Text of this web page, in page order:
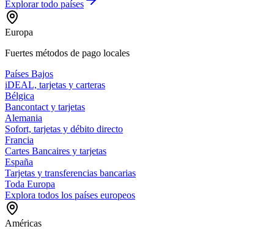
Explorar todo países
Europa
Fuertes métodos de pago locales
Países Bajos
iDEAL, tarjetas y carteras
Bélgica
Bancontact y tarjetas
Alemania
Sofort, tarjetas y débito directo
Francia
Cartes Bancaires y tarjetas
España
Tarjetas y transferencias bancarias
Toda Europa
Explora todos los países europeos
Américas